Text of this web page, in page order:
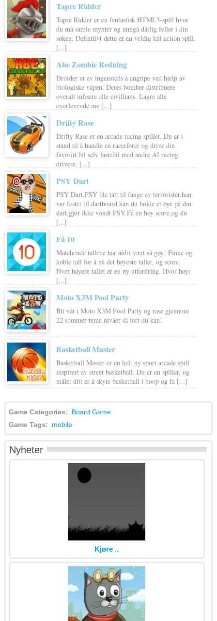
Tapre Ridder
Tapre Ridder er en fantastisk HTML5-spill hvor
du må samle mynter og unngå dårlig feller i din
søken. Definitivt dette er en veldig kul action spill.
[...]
Abe Zombie Redning
Droider ut av ingensteds å angripe ved hjelp av
biologiske våpen. Deres bomber distribuere
overalt infisere alle civillians. Lagre alle
overlevende me [...]
Drifty Rase
Drifty Rase er en arcade racing spillet. Du er i
stand til å handle en racerfører og drive din
favoritt bil selv lastebil med andre AI racing
drivere. [...]
PSY Dart
PSY Dart,PSY ble tatt til fange av terrorister.han
var festet til dartboard,kan du holde et øye på din
dart,gjør ikke vondt PSY.Få en høy score,og du
[...]
Få 10
Matchende tallene har aldri vært så gøy! Finne og
koble tall for å nå det høyeste tallet, og score.
Hver høyere tallet er en ny utfordring. Hvor høyt
[...]
Moto X3M Pool Party
Bli våt i Moto X3M Pool Party og rase gjennom
22 sommer-tema nivåer så fort du kan!
Basketball Master
Basketball Master er en helt ny sport arcade spill
inspirert av street basketball. Du er en spiller, og
målet ditt er å skyte basketball i hoop og få [...]
Game Categories: Board Game
Game Tags: mobile
Nyheter
Kjøre ..